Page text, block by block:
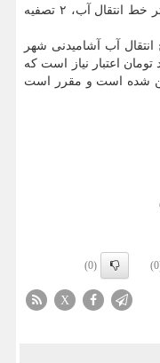
های کرمان و رفسنجان شامل ۱۴۵ کیلومتر خط انتقال آب، ۲ تصفیه
آب آشامیدنی شهر
اعتبار نیاز است که
آن تأمین شده است و مقرر است
(0)
X